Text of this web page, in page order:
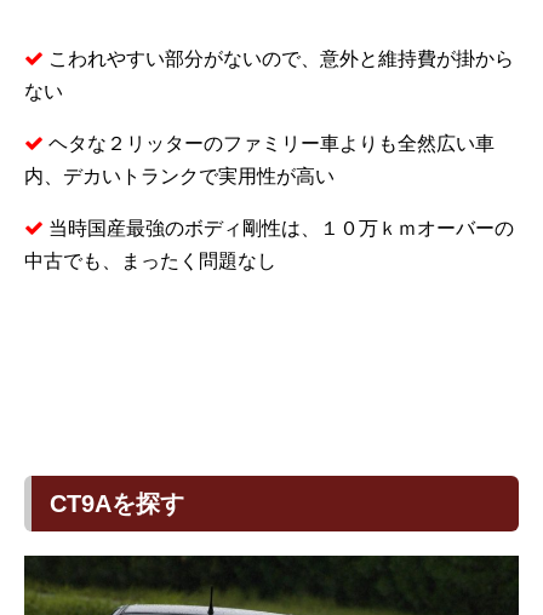
こわれやすい部分がないので、意外と維持費が掛から
ない
ヘタな２リッターのファミリー車よりも全然広い車
内、デカいトランクで実用性が高い
当時国産最強のボディ剛性は、１０万ｋｍオーバーの
中古でも、まったく問題なし
CT9Aを探す